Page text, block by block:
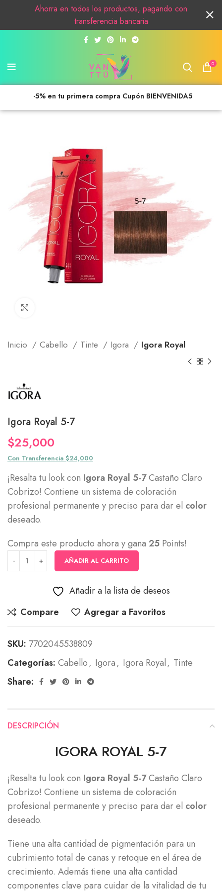
0
-5% en tu primera compra Cupón BIENVENIDA5
Inicio Cabello Tinte Igora Igora Royal
Igora Royal 5-7
$25,000
Con Transferencia $24,000
¡Resalta tu look con Igora Royal 5-7Castaño Claro
Cobrizo! Contiene un sistema de coloración
profesional permanente y preciso para dar el color
deseado.
Compra este producto ahora y gana 25 Points!
AÑADIR AL CARRITO
Añadir a la lista de deseos
Compare
Agregar a Favoritos
SKU: 7702045538809
Categorías: Cabello, Igora, Igora Royal, Tinte
Share:
DESCRIPCIÓN
IGORA ROYAL 5-7
¡Resalta tu look con Igora Royal 5-7Castaño Claro
Cobrizo! Contiene un sistema de coloración
profesional permanente y preciso para dar el color
deseado.
Tiene una alta cantidad de pigmentación para un
cubrimiento total de canas y retoque en el área de
crecimiento. Además tiene una alta cantidad
componentes clave para cuidar de la vitalidad de tu
Ahorra en todos los productos, pagando con
transferencia bancaria